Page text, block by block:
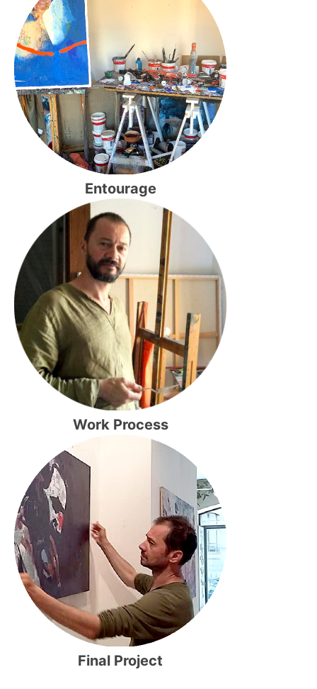
Entourage
Work Process
Final Project